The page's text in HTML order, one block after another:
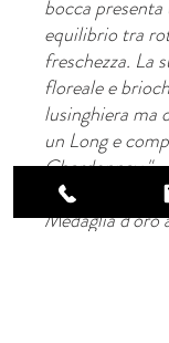
bocca
equilibrio tra
freschezza. La
floreale e
lusinghiera ma
un Long e
Chardonnay."
Medaglia d'oro